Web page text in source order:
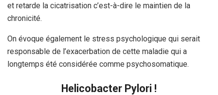
et retarde la cicatrisation c’est-à-dire le maintien de la
chronicité.
On évoque également le stress psychologique qui serait
responsable de l’exacerbation de cette maladie qui a
longtemps été considérée comme psychosomatique.
Helicobacter Pylori !